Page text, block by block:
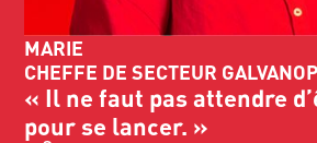
MARIE
CHEFFE DE SECTEUR
« Il ne faut pas attendre
pour se lancer. »